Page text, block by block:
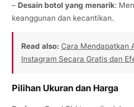
– Desain botol yang menarik:
keanggunan dan kecantikan.
Read also: Cara Mendapatkan
Instagram Secara Gratis dan
Pilihan Ukuran dan Harga